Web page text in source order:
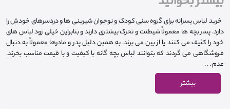
خرید لباس پسرانه برای گروه سنی کودک و نوجوان شیرینی ها و دردسرهای خودش را
دارد. پسر بچه ها معمولاً شیطنت و تحرک بیشتری دارند و بنابراین خیلی زود لباس‌ های
خود را کثیف می ‌کنند یا از بین می ‌برند. به همین دلیل پدر و مادرها معمولاً به دنبال
فروشگاهی می ‌گردند که بتوانند لباس‌ بچه گانه با کیفیت و با قیمت مناسب بخرند.
عدم . . .
بیشتر